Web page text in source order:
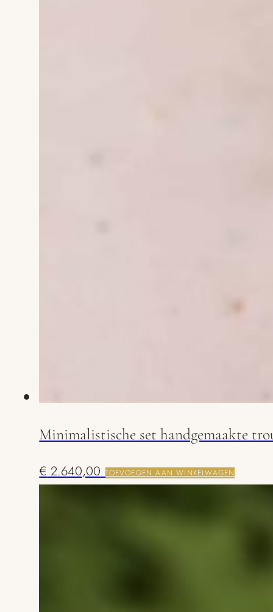
Minimalistische set handgemaakte
€ 2.640,00 TOEVOEGEN AAN WINKELWAGEN